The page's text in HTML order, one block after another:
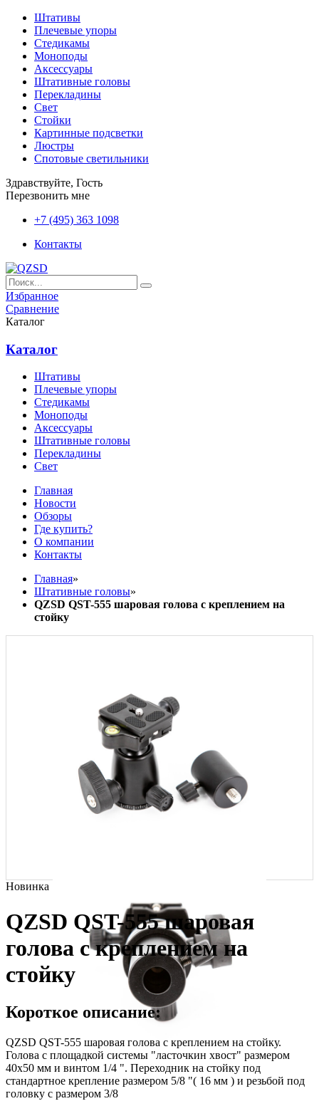
Штативы
Плечевые упоры
Стедикамы
Моноподы
Аксессуары
Штативные головы
Перекладины
Свет
Стойки
Картинные подсветки
Люстры
Спотовые светильники
Здравствуйте, Гость
Перезвонить мне
+7 (495) 363 1098
Контакты
Избранное
Сравнение
Каталог
Каталог
Штативы
Плечевые упоры
Стедикамы
Моноподы
Аксессуары
Штативные головы
Перекладины
Свет
Главная
Новости
Обзоры
Где купить?
О компании
Контакты
Главная»
Штативные головы»
QZSD QST-555 шаровая голова с креплением на
стойку
Новинка
QZSD QST-555 шаровая
голова с креплением на
стойку
Короткое описание:
QZSD QST-555 шаровая голова с креплением на стойку.
Голова с площадкой системы "ласточкин хвост" размером
40х50 мм и винтом 1/4 ". Переходник на стойку под
стандартное крепление размером 5/8 "( 16 мм ) и резьбой под
головку с размером 3/8